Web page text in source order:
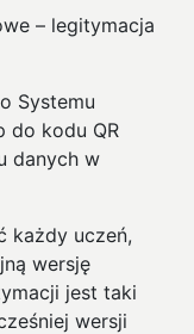
– legitymacja
Systemu
do kodu QR
danych w
każdy uczeń,
wersję
jest taki
wersji